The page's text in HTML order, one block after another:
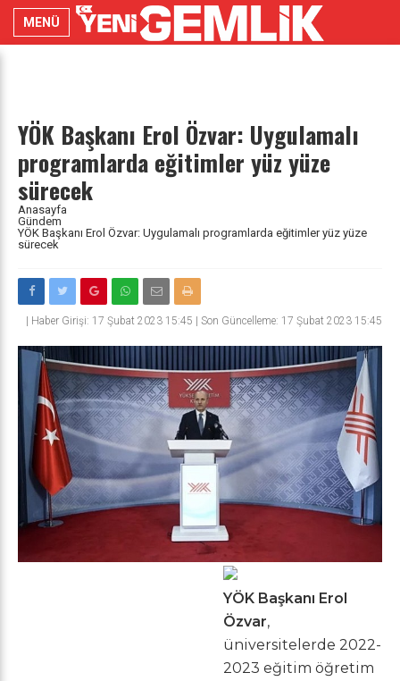
MENÜ
YÖK Başkanı Erol Özvar: Uygulamalı
programlarda eğitimler yüz yüze
sürecek
Anasayfa
Gündem
YÖK Başkanı Erol Özvar: Uygulamalı programlarda eğitimler yüz yüze
sürecek
Haber Girişi: 17 Şubat 2023 15:45 | Son Güncelleme: 17 Şubat 2023 15:45
YÖK Başkanı Erol
Özvar,
üniversitelerde 2022-
2023 eğitim öğretim